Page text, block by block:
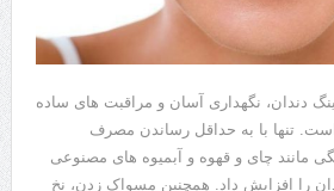
دندان، نگهداری آسان و مراقبت های ساده
تنها با به حداقل رساندن مصرف
مانند چای و قهوه و آبمیوه های مصنوعی
را افزایش داد. همچنین مسواک زدن، نخ